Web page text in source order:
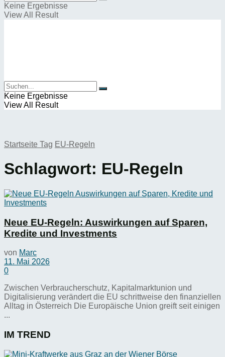
Keine Ergebnisse
View All Result
Keine Ergebnisse
View All Result
Startseite Tag EU-Regeln
Schlagwort: EU-Regeln
Neue EU-Regeln: Auswirkungen auf Sparen,
Kredite und Investments
von Marc
11. Mai 2026
0
Zwischen Verbraucherschutz, Kapitalmarktunion und
Digitalisierung verändert die EU schrittweise den finanziellen
Alltag in Österreich Die Europäische Union greift seit einigen
...
IM TREND